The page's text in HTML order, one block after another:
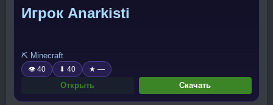
Игрок Anarkisti
⛏️ Minecraft
👁 40 ⬇ 40 ★ —
Открыть Скачать